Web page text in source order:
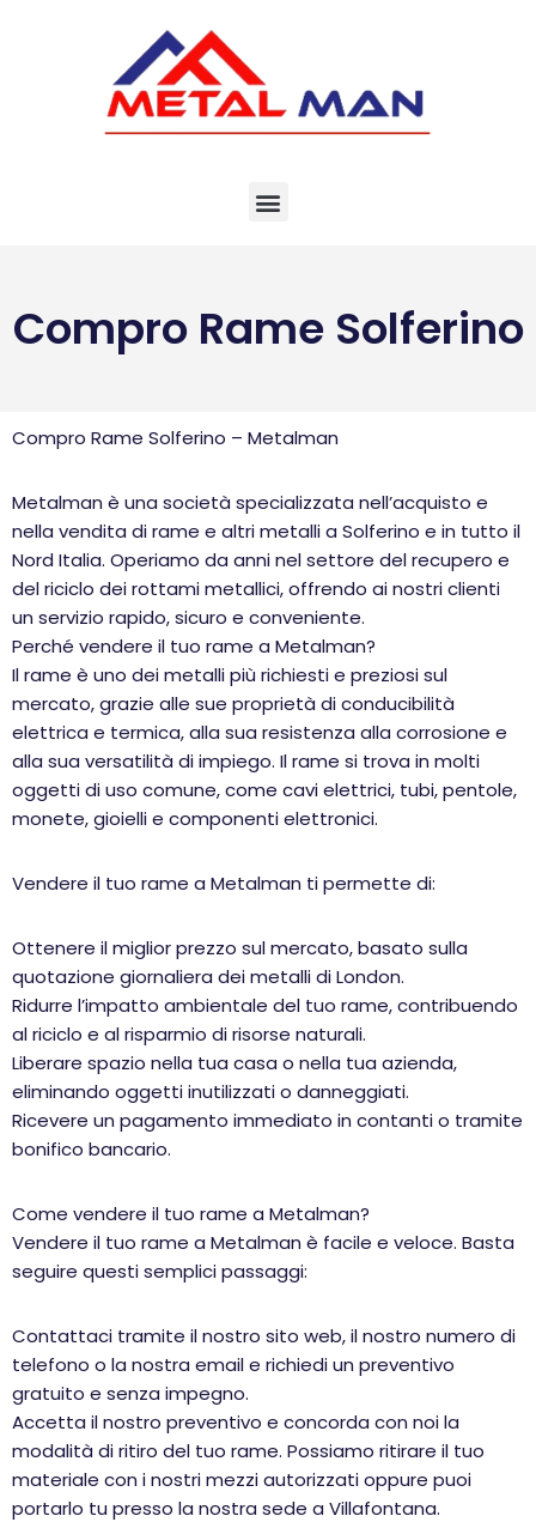
Compro Rame Solferino
Compro Rame Solferino – Metalman
Metalman è una società specializzata nell’acquisto e
nella vendita di rame e altri metalli a Solferino e in tutto il
Nord Italia. Operiamo da anni nel settore del recupero e
del riciclo dei rottami metallici, offrendo ai nostri clienti
un servizio rapido, sicuro e conveniente.
Perché vendere il tuo rame a Metalman?
Il rame è uno dei metalli più richiesti e preziosi sul
mercato, grazie alle sue proprietà di conducibilità
elettrica e termica, alla sua resistenza alla corrosione e
alla sua versatilità di impiego. Il rame si trova in molti
oggetti di uso comune, come cavi elettrici, tubi, pentole,
monete, gioielli e componenti elettronici.
Vendere il tuo rame a Metalman ti permette di:
Ottenere il miglior prezzo sul mercato, basato sulla
quotazione giornaliera dei metalli di London.
Ridurre l’impatto ambientale del tuo rame, contribuendo
al riciclo e al risparmio di risorse naturali.
Liberare spazio nella tua casa o nella tua azienda,
eliminando oggetti inutilizzati o danneggiati.
Ricevere un pagamento immediato in contanti o tramite
bonifico bancario.
Come vendere il tuo rame a Metalman?
Vendere il tuo rame a Metalman è facile e veloce. Basta
seguire questi semplici passaggi:
Contattaci tramite il nostro sito web, il nostro numero di
telefono o la nostra email e richiedi un preventivo
gratuito e senza impegno.
Accetta il nostro preventivo e concorda con noi la
modalità di ritiro del tuo rame. Possiamo ritirare il tuo
materiale con i nostri mezzi autorizzati oppure puoi
portarlo tu presso la nostra sede a Villafontana.